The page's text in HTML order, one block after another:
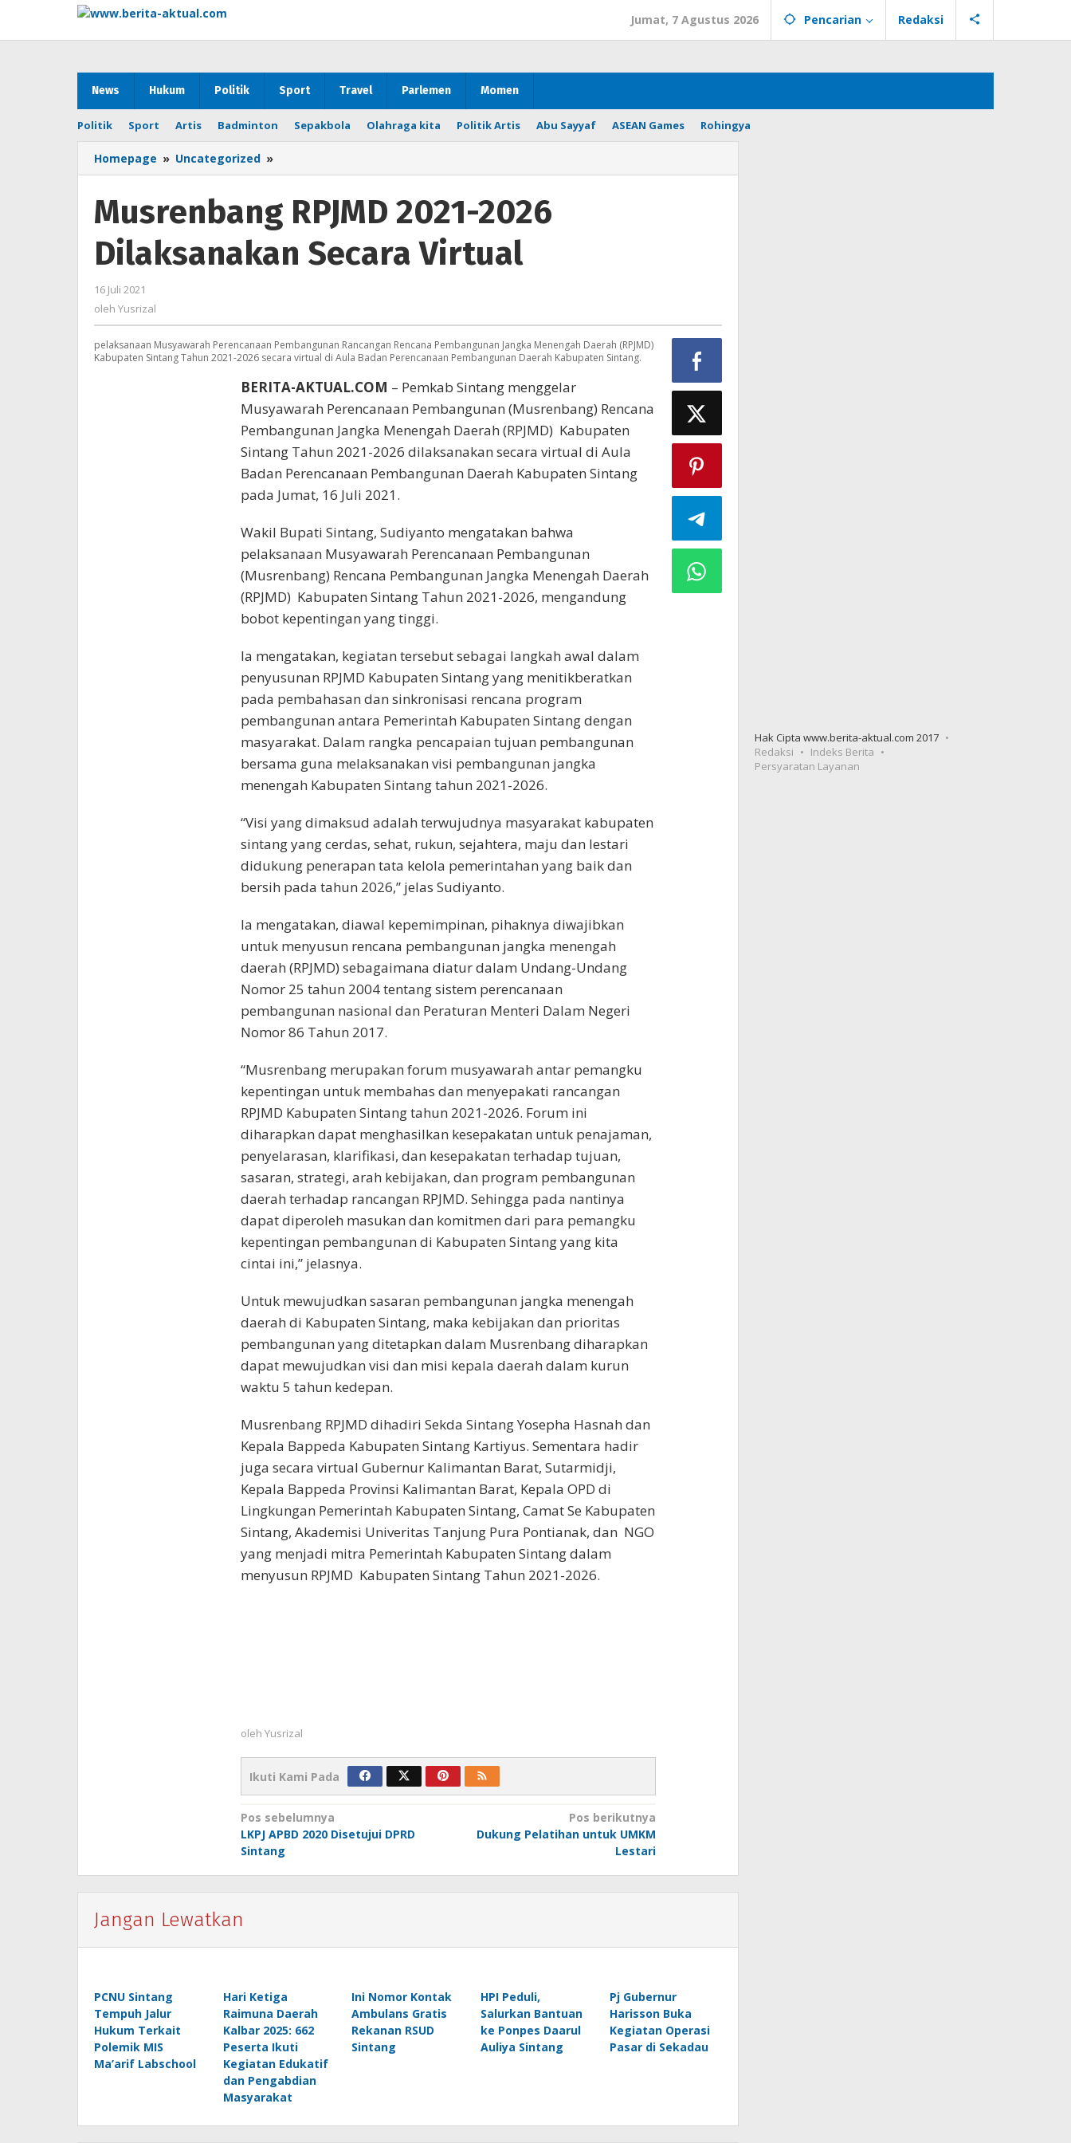
konten
Jumat, 7 Agustus 2026 Pencarian Redaksi
News Hukum Politik Sport Travel Parlemen Momen
Politik Sport Artis Badminton Sepakbola Olahraga kita Politik Artis Abu Sayyaf ASEAN Games Rohingya
Homepage » Uncategorized »
RPJMD
2026
Dilaksanakan
Secara
Virtual
Musrenbang RPJMD 2021-2026
Dilaksanakan Secara Virtual
16 Juli 2021
Yusrizal
oleh Yusrizal
pelaksanaan Musyawarah Perencanaan Pembangunan Rancangan Rencana Pembangunan Jangka Menengah Daerah (RPJMD)
Kabupaten Sintang Tahun 2021-2026 secara virtual di Aula Badan Perencanaan Pembangunan Daerah Kabupaten Sintang.
BERITA-AKTUAL.COM – Pemkab Sintang menggelar
Musyawarah Perencanaan Pembangunan (Musrenbang) Rencana
Pembangunan Jangka Menengah Daerah (RPJMD) Kabupaten
Sintang Tahun 2021-2026 dilaksanakan secara virtual di Aula
Badan Perencanaan Pembangunan Daerah Kabupaten Sintang
pada Jumat, 16 Juli 2021.
Wakil Bupati Sintang, Sudiyanto mengatakan bahwa
pelaksanaan Musyawarah Perencanaan Pembangunan
(Musrenbang) Rencana Pembangunan Jangka Menengah Daerah
(RPJMD) Kabupaten Sintang Tahun 2021-2026, mengandung
bobot kepentingan yang tinggi.
Ia mengatakan, kegiatan tersebut sebagai langkah awal dalam
penyusunan RPJMD Kabupaten Sintang yang menitikberatkan
pada pembahasan dan sinkronisasi rencana program
pembangunan antara Pemerintah Kabupaten Sintang dengan
masyarakat. Dalam rangka pencapaian tujuan pembangunan
bersama guna melaksanakan visi pembangunan jangka
menengah Kabupaten Sintang tahun 2021-2026.
“Visi yang dimaksud adalah terwujudnya masyarakat kabupaten
sintang yang cerdas, sehat, rukun, sejahtera, maju dan lestari
didukung penerapan tata kelola pemerintahan yang baik dan
bersih pada tahun 2026,” jelas Sudiyanto.
Ia mengatakan, diawal kepemimpinan, pihaknya diwajibkan
untuk menyusun rencana pembangunan jangka menengah
daerah (RPJMD) sebagaimana diatur dalam Undang-Undang
Nomor 25 tahun 2004 tentang sistem perencanaan
pembangunan nasional dan Peraturan Menteri Dalam Negeri
Nomor 86 Tahun 2017.
“Musrenbang merupakan forum musyawarah antar pemangku
kepentingan untuk membahas dan menyepakati rancangan
RPJMD Kabupaten Sintang tahun 2021-2026. Forum ini
diharapkan dapat menghasilkan kesepakatan untuk penajaman,
penyelarasan, klarifikasi, dan kesepakatan terhadap tujuan,
sasaran, strategi, arah kebijakan, dan program pembangunan
daerah terhadap rancangan RPJMD. Sehingga pada nantinya
dapat diperoleh masukan dan komitmen dari para pemangku
kepentingan pembangunan di Kabupaten Sintang yang kita
cintai ini,” jelasnya.
Untuk mewujudkan sasaran pembangunan jangka menengah
daerah di Kabupaten Sintang, maka kebijakan dan prioritas
pembangunan yang ditetapkan dalam Musrenbang diharapkan
dapat mewujudkan visi dan misi kepala daerah dalam kurun
waktu 5 tahun kedepan.
Musrenbang RPJMD dihadiri Sekda Sintang Yosepha Hasnah dan
Kepala Bappeda Kabupaten Sintang Kartiyus. Sementara hadir
juga secara virtual Gubernur Kalimantan Barat, Sutarmidji,
Kepala Bappeda Provinsi Kalimantan Barat, Kepala OPD di
Lingkungan Pemerintah Kabupaten Sintang, Camat Se Kabupaten
Sintang, Akademisi Univeritas Tanjung Pura Pontianak, dan NGO
yang menjadi mitra Pemerintah Kabupaten Sintang dalam
menyusun RPJMD Kabupaten Sintang Tahun 2021-2026.
oleh Yusrizal
Ikuti Kami Pada
Navigasi
pos
Pos sebelumnya
LKPJ APBD 2020 Disetujui DPRD
Sintang
Pos berikutnya
Dukung Pelatihan untuk UMKM
Lestari
Jangan Lewatkan
PCNU Sintang
Tempuh Jalur
Hukum Terkait
Polemik MIS
Ma’arif Labschool
Hari Ketiga
Raimuna Daerah
Kalbar 2025: 662
Peserta Ikuti
Kegiatan Edukatif
dan Pengabdian
Masyarakat
Ini Nomor Kontak
Ambulans Gratis
Rekanan RSUD
Sintang
HPI Peduli,
Salurkan Bantuan
ke Ponpes Daarul
Auliya Sintang
Pj Gubernur
Harisson Buka
Kegiatan Operasi
Pasar di Sekadau
Hak Cipta www.berita-aktual.com 2017
Redaksi
Indeks Berita
Persyaratan Layanan